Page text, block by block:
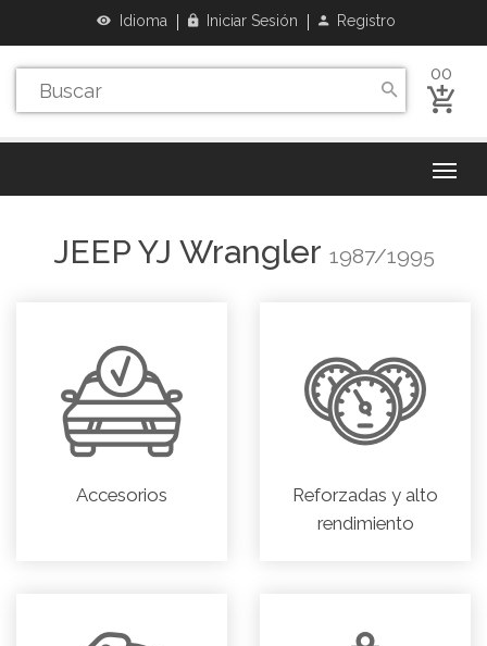
Idioma Iniciar Sesión Registro
00
JEEPYJ Wrangler 1987/1995
Accesorios
Reforzadas y alto
rendimiento